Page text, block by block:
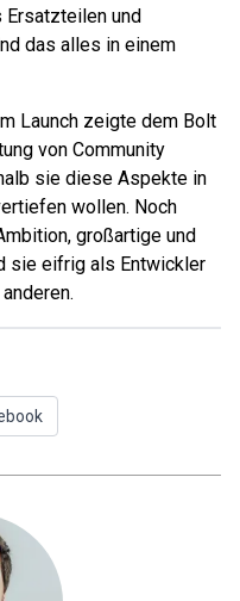
Ersatzteilen und
das alles in einem
Launch zeigte dem Bolt
von Community
sie diese Aspekte in
wollen. Noch
großartige und
sie eifrig als Entwickler